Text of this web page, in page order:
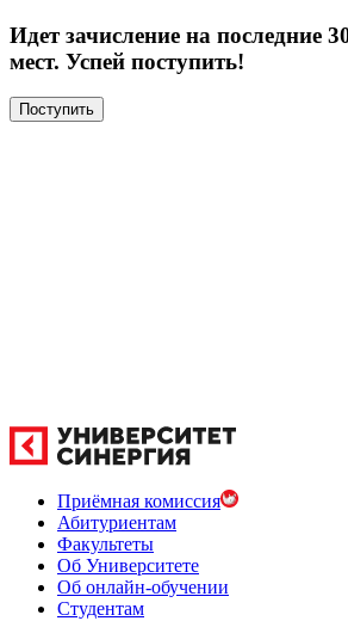
Идет зачисление на последние
мест. Успей поступить!
Поступить
Приёмная комиссия
Абитуриентам
Факультеты
Об Университете
Об онлайн-обучении
Студентам